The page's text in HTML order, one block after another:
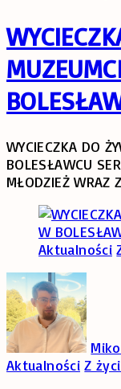
WYCIECZKA DO
BOLESŁAWCU
MŁODZIEŻ WRAZ
Aktualności
Aktualności Z